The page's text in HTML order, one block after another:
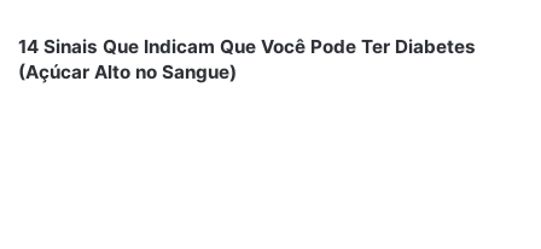
14 Sinais Que Indicam Que Você Pode Ter Diabetes
(Açúcar Alto no Sangue)